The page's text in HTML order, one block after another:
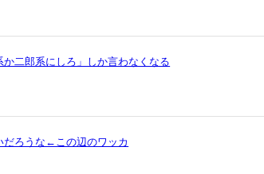
二郎系にしろ」しか言わなくなる
だろうな←この辺のワッカ